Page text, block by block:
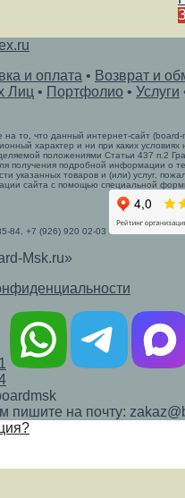
и оплата • Возврат и
Лиц • Портфолио • Услуги
то, что данный интернет-сайт (board-
характер и ни при каких условиях
положениями Статьи 437 п.2
получения подробной информации о
указанных товаров и (или) услуг,
сайта с помощью специальной
84, +7 (926) 920 02-03
Msk.ru»
пишите на почту: